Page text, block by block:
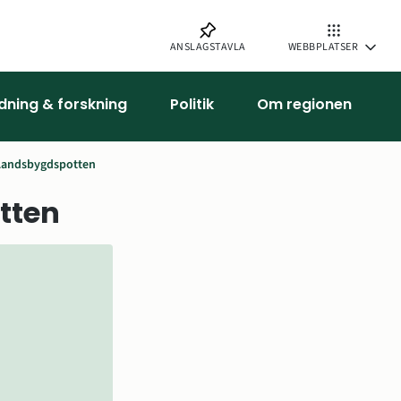
ANSLAGSTAVLA WEBBPLATSER
& forskning Politik Om regionen